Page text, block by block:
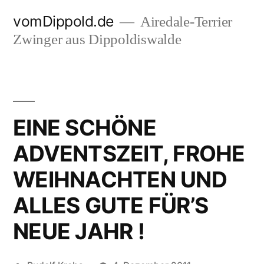
Inhalt
vomDippold.de
Airedale-Terrier
Zwinger aus Dippoldiswalde
EINE SCHÖNE
ADVENTSZEIT, FROHE
WEIHNACHTEN UND
ALLES GUTE FÜR’S
NEUE JAHR !